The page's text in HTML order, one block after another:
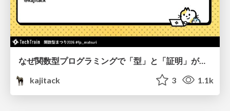
なぜ関数型プログラミングで「型」と「証明」が語られるのか #fp_matsuri
kajitack
3 1.1k